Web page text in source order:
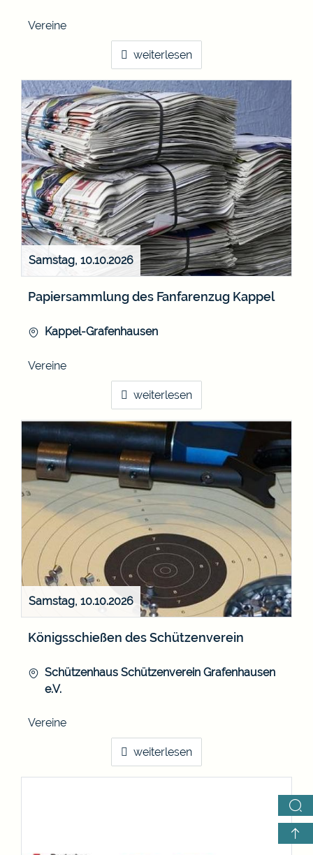
Vereine
weiterlesen
Samstag, 10.10.2026
Papiersammlung des Fanfarenzug Kappel
Kappel-Grafenhausen
Vereine
weiterlesen
Samstag, 10.10.2026
Königsschießen des Schützenverein
Schützenhaus Schützenverein Grafenhausen
e.V.
Vereine
weiterlesen